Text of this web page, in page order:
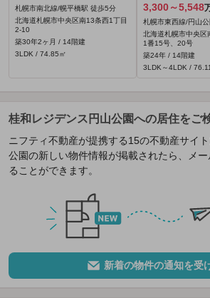
札幌市南北線/幌平橋駅 徒歩5分
北海道札幌市中央区南13条西1丁目
2-10
築30年2ヶ月 / 14階建
3LDK / 74.85㎡
3,300～5,548
札幌市東西線/円山
北海道札幌市中央区
1番15号、20号
築24年 / 14階建
3LDK～4LDK /
桂和レジデンス円山公園への居住をご
ニフティ不動産が提携する15の不動産サイ
公園の新しい物件情報が掲載されたら、メ
ることができます。
新着の物件の通知を受